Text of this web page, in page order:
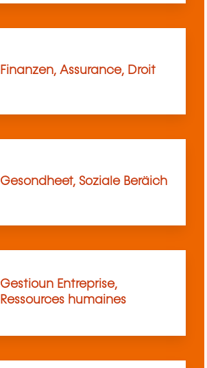
Finanzen, Assurance, Droit
Gesondheet, Soziale Beräich
Gestioun Entreprise,
Ressources humaines